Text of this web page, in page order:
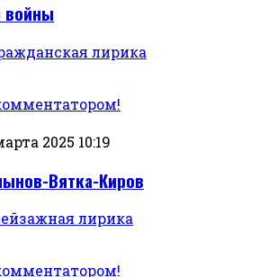
войны
лирика
2025 10:19
Вятка-Киров
лирика